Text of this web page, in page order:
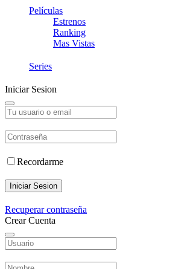
Películas
Estrenos
Ranking
Mas Vistas
Series
Iniciar Sesion
Recordarme
Iniciar Sesion
Recuperar contraseña
Crear Cuenta